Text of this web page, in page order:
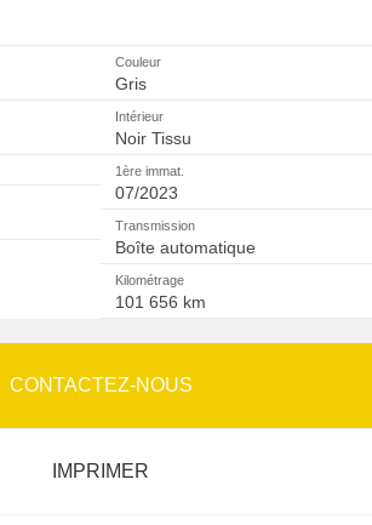
Couleur
Gris
Intérieur
Noir Tissu
1ère immat.
07/2023
Transmission
Boîte automatique
Kilométrage
101 656 km
CONTACTEZ-NOUS
IMPRIMER